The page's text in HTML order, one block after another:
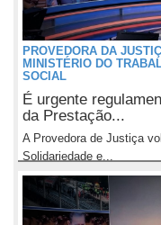
PROVEDORA DA
MINISTÉRIO DO
SOCIAL
É urgente
da Prestação...
A Provedora de Justiça
Solidariedade e...